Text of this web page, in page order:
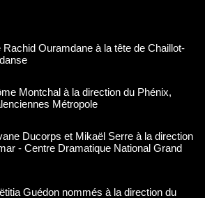
Montchal à la direction du Phénix,
Métropole
Ducorps et Mikaël Serre à la direction
- Centre Dramatique National Grand
Guédon nommés à la direction du
: les lauréats 2026